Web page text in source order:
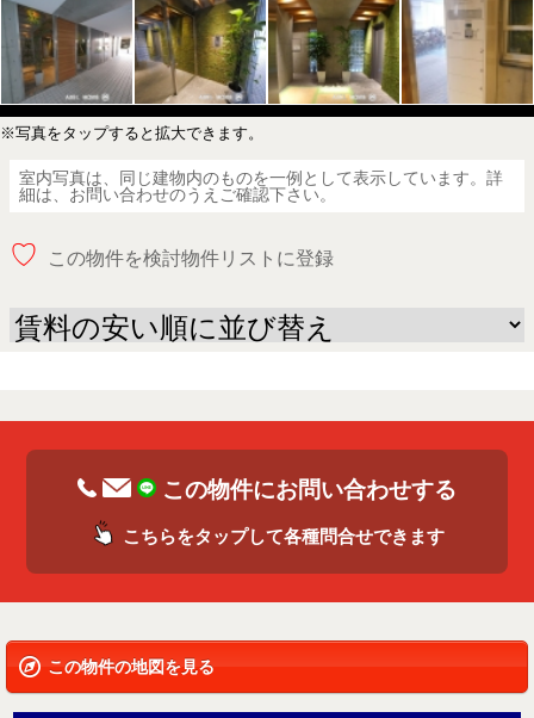
※写真をタップすると拡大できます。
室内写真は、同じ建物内のものを一例として表示しています。詳
細は、お問い合わせのうえご確認下さい。
♡ この物件を検討物件リストに登録
この物件にお問い合わせする
こちらをタップして各種問合せできます
この物件の地図を見る